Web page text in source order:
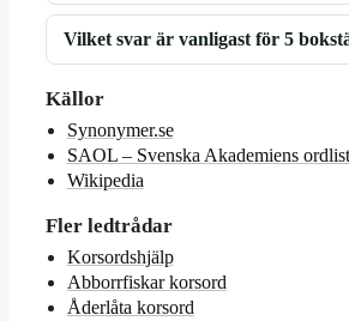
Vilket svar är vanligast för 5
Källor
Synonymer.se
SAOL – Svenska Akademiens
Wikipedia
Fler ledtrådar
Korsordshjälp
Abborrfiskar korsord
Åderlåta korsord